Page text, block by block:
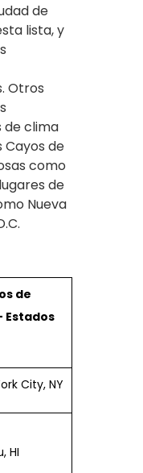
de
lista, y
Otros
de clima
Cayos de
como
de
Nueva
de
Estados
City, NY
HI